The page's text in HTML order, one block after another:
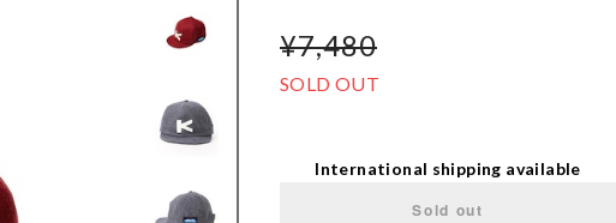
¥7,480
SOLD OUT
International shipping available
Sold out